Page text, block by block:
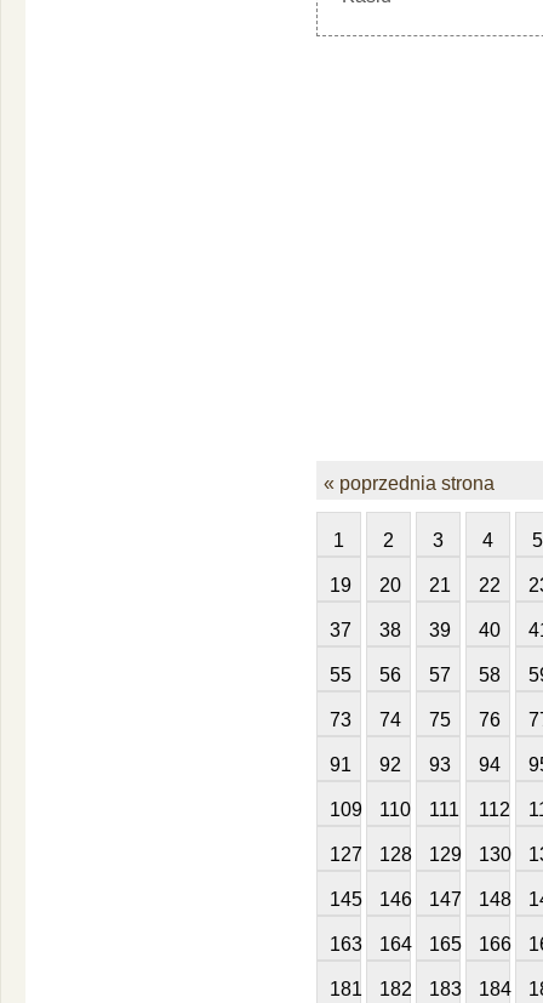
« poprzednia strona
1 2 3 4 5
19 20 21 22
37 38 39 40
55 56 57 58
73 74 75 76
91 92 93 94
109 110 111 112
127 128 129 130
145 146 147 148
163 164 165 166
181 182 183 184